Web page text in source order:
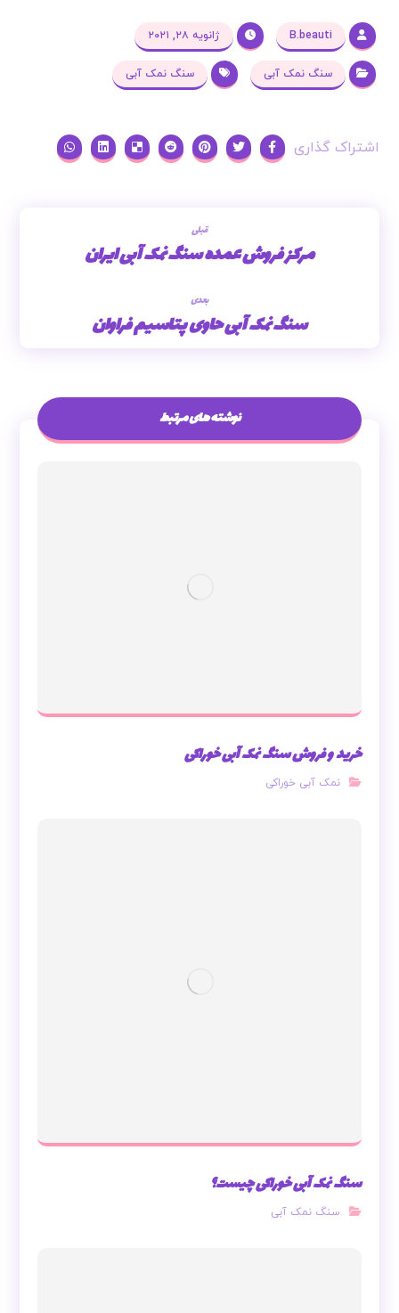
B.beauti ژانویه ۲۸, ۲۰۲۱
سنگ نمک آبی سنگ نمک آبی
قبلی
مرکز فروش عمده سنگ نمک آبی ایران
بعدی
سنگ نمک آبی حاوی پتاسیم فراوان
نوشته های مرتبط
خرید و فروش سنگ نمک آبی خوراکی
نمک آبی خوراکی
سنگ نمک آبی خوراکی چیست؟
سنگ نمک آبی